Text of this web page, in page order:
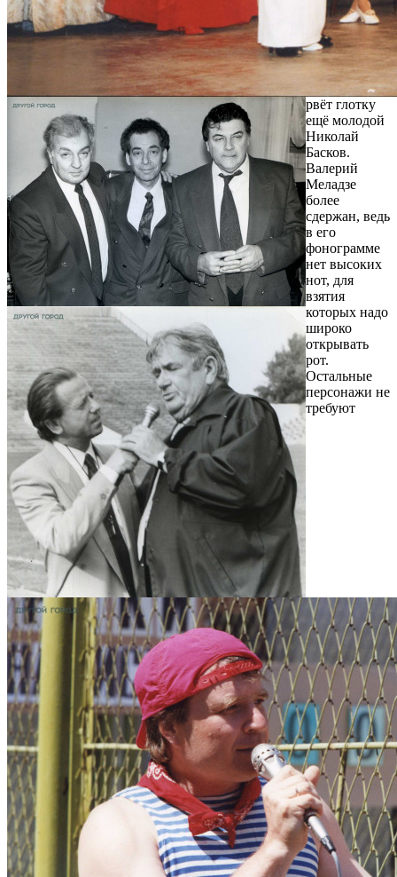
рвёт глотку
ещё молодой
Николай
Басков.
Валерий
Меладзе
более
сдержан, ведь
в его
фонограмме
нет высоких
нот, для
взятия
которых надо
широко
открывать
рот.
Остальные
персонажи не
требуют